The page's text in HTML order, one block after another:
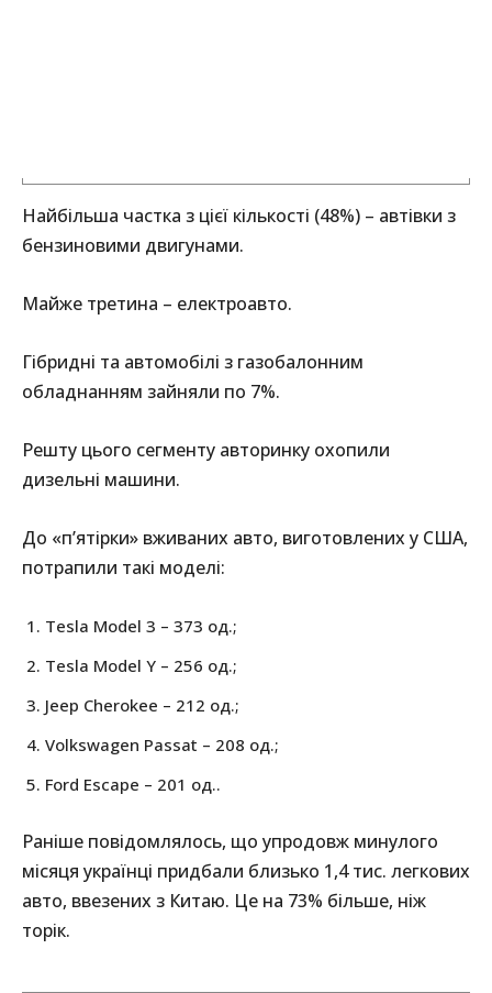
Найбільша частка з цієї кількості (48%) – автівки з
бензиновими двигунами.
Майже третина – електроавто.
Гібридні та автомобілі з газобалонним
обладнанням зайняли по 7%.
Решту цього сегменту авторинку охопили
дизельні машини.
До «п’ятірки» вживаних авто, виготовлених у США,
потрапили такі моделі:
Tesla Model 3 – 373 од.;
Tesla Model Y – 256 од.;
Jeep Cherokee – 212 од.;
Volkswagen Passat – 208 од.;
Ford Escape – 201 од..
Раніше повідомлялось, що упродовж минулого
місяця українці придбали близько 1,4 тис. легкових
авто, ввезених з Китаю. Це на 73% більше, ніж
торік.